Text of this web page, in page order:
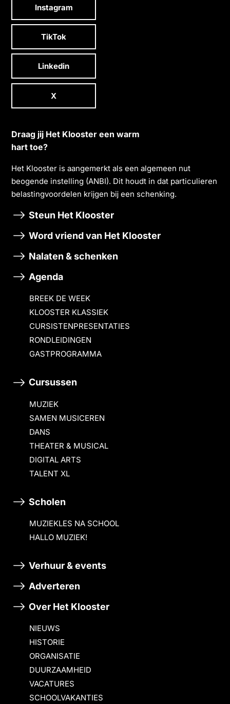
Instagram
TikTok
Linkedin
X
Draag jij Het Klooster een warm
hart toe?
Het Klooster is aangemerkt als een algemeen nut
beogende instelling (ANBI). Dit houdt in dat particulieren
belastingvoordelen krĳgen bĳ een schenking.
Steun Het Klooster
Word vriend van Het Klooster
Nalaten & schenken
Agenda
BREEK DE WEEK
KLOOSTER KLASSIEK
CURSISTENPRESENTATIES
RONDLEIDINGEN
GASTPROGRAMMA
Cursussen
MUZIEK
SAMEN MUSICEREN
DANS
THEATER & MUSICAL
DIGITAL ARTS
TALENT XL
Scholen
MUZIEKLES NA SCHOOL
HALLO MUZIEK!
Verhuur & events
Adverteren
Over Het Klooster
NIEUWS
HISTORIE
ORGANISATIE
DUURZAAMHEID
VACATURES
SCHOOLVAKANTIES